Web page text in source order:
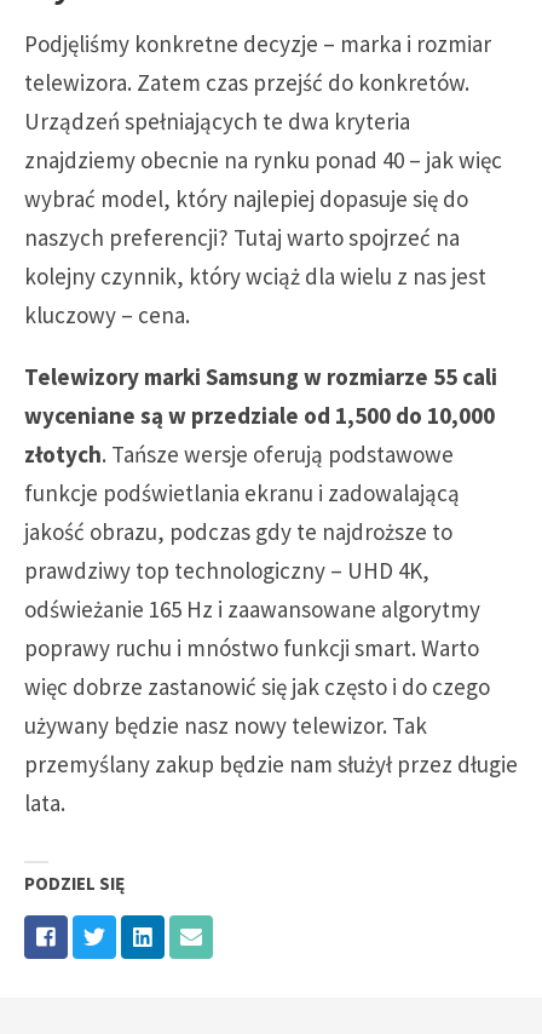
Podjęliśmy konkretne decyzje – marka i rozmiar
telewizora. Zatem czas przejść do konkretów.
Urządzeń spełniających te dwa kryteria
znajdziemy obecnie na rynku ponad 40 – jak więc
wybrać model, który najlepiej dopasuje się do
naszych preferencji? Tutaj warto spojrzeć na
kolejny czynnik, który wciąż dla wielu z nas jest
kluczowy – cena.
Telewizory marki Samsung w rozmiarze 55 cali
wyceniane są w przedziale od 1,500 do 10,000
złotych. Tańsze wersje oferują podstawowe
funkcje podświetlania ekranu i zadowalającą
jakość obrazu, podczas gdy te najdroższe to
prawdziwy top technologiczny – UHD 4K,
odświeżanie 165 Hz i zaawansowane algorytmy
poprawy ruchu i mnóstwo funkcji smart. Warto
więc dobrze zastanowić się jak często i do czego
używany będzie nasz nowy telewizor. Tak
przemyślany zakup będzie nam służył przez długie
lata.
PODZIEL SIĘ